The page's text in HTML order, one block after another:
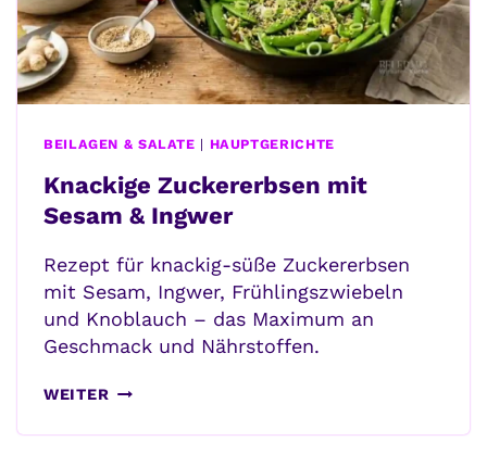
BEILAGEN & SALATE | HAUPTGERICHTE
Knackige Zuckererbsen mit
Sesam & Ingwer
Rezept für knackig-süße Zuckererbsen
mit Sesam, Ingwer, Frühlingszwiebeln
und Knoblauch – das Maximum an
Geschmack und Nährstoffen.
WEITERKNACKIGE